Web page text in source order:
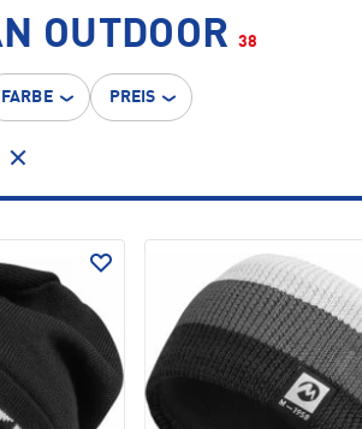
OUTDOOR 38
FARBE PREIS